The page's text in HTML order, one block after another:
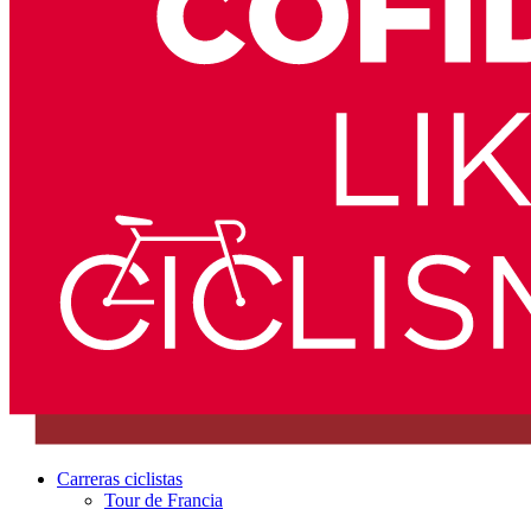
Carreras ciclistas
Tour de Francia